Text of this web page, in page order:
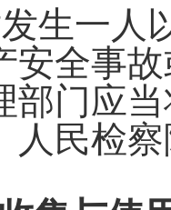
生一人
安全事
部门应
人民检